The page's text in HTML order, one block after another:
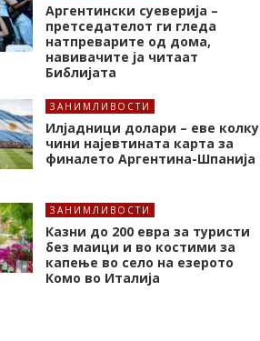
Аргентински суеверија –
претседателот ги гледа
натпреварите од дома,
навивачите ја читаат
Библијата
ЗАНИМЛИВОСТИ
Илјадници долари – еве колку
чини најевтината карта за
финалето Аргентина-Шпанија
ЗАНИМЛИВОСТИ
Казни до 200 евра за туристи
без маици и во костими за
капење во село на езерото
Комо во Италија